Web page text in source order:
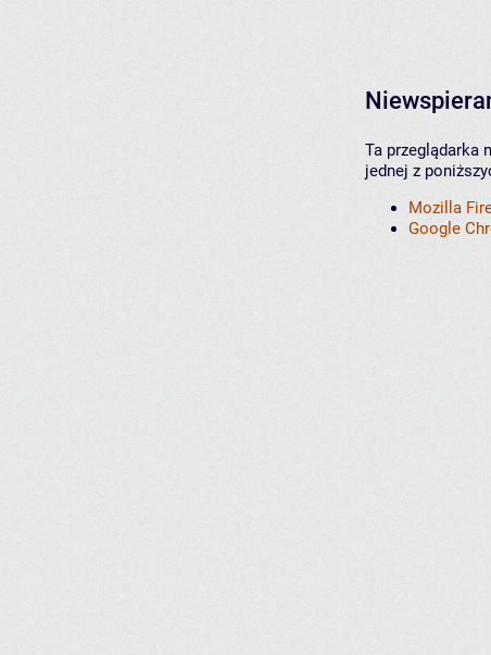
Ta przeglądarka
jednej z
Mozilla
Google